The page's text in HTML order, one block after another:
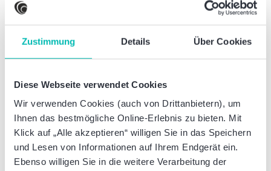
Zustimmung Details Über Cookies
Diese Webseite verwendet Cookies
Wir verwenden Cookies (auch von Drittanbietern), um
Ihnen das bestmögliche Online-Erlebnis zu bieten. Mit
Klick auf „Alle akzeptieren“ willigen Sie in das Speichern
und Lesen von Informationen auf Ihrem Endgerät ein.
Ebenso willigen Sie in die weitere Verarbeitung der
Finanzplanung überwunden werden sollen.
Für die Gesellschafterbeiträge bestätigt der
BGH die bisherige Praxis, für
Sanierungsbeiträge Dritter hingegen lässt er
Diese Klarstellung ist umso wichtiger, da
insolvenzrechtlich anforderungsgerechte
Unternehmensplanungen in der
Unternehmenskrise wesentlich sind, um
persönliche Straf- und Haftbarkeitsrisiken der
Geschäftsleiter auszuschließen.